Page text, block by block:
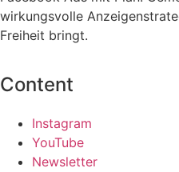
wirkungsvolle
Freiheit bringt.
Content
Instagram
YouTube
Newsletter